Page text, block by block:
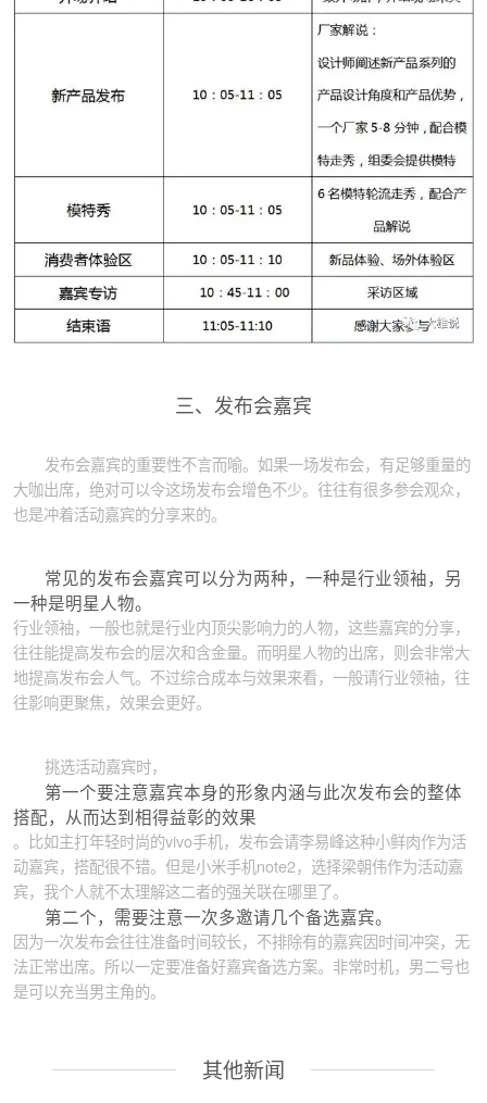
三、发布会嘉宾
发布会嘉宾的重要性不言而喻。如果一场发布会，有足够重量的
大咖出席，绝对可以令这场发布会增色不少。往往有很多参会观众，
也是冲着活动嘉宾的分享来的。
常见的发布会嘉宾可以分为两种，一种是行业领袖，另
一种是明星人物。
行业领袖，一般也就是行业内顶尖影响力的人物，这些嘉宾的分享，
往往能提高发布会的层次和含金量。而明星人物的出席，则会非常大
地提高发布会人气。不过综合成本与效果来看，一般请行业领袖，往
往影响更聚焦，效果会更好。
挑选活动嘉宾时，
第一个要注意嘉宾本身的形象内涵与此次发布会的整体
搭配，从而达到相得益彰的效果
。比如主打年轻时尚的vivo手机，发布会请李易峰这种小鲜肉作为活
动嘉宾，搭配很不错。但是小米手机note2，选择梁朝伟作为活动嘉
宾，我个人就不太理解这二者的强关联在哪里了。
第二个，需要注意一次多邀请几个备选嘉宾。
因为一次发布会往往准备时间较长，不排除有的嘉宾因时间冲突，无
法正常出席。所以一定要准备好嘉宾备选方案。非常时机，男二号也
是可以充当男主角的。
其他新闻